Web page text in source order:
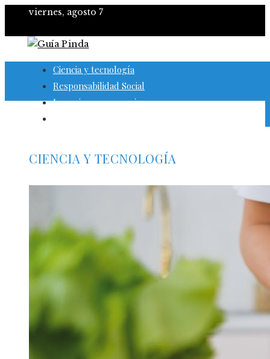
viernes, agosto 7
Ciencia y tecnología
Responsabilidad Social
Inversiones y negocios
CIENCIA Y TECNOLOGÍA